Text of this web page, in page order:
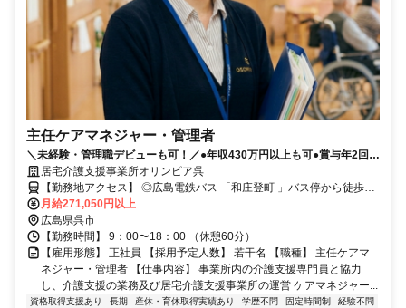
主任ケアマネジャー・管理者
＼未経験・管理職デビューも可！／●年収430万円以上も可●賞与年2回◎
呉駅から徒歩圏内で長く働きやすい環境です！
居宅介護支援事業所オリンピア呉
【勤務地アクセス】 ◎広島電鉄バス 「和庄登町 」バス停から徒歩約
2分 ◎呉線「呉駅」車7分 ◎呉線「呉駅」バス10分 ◎呉線「呉駅」徒
歩22分 ※車通勤の場合はご相談ください。
月給271,050円以上
広島県呉市
【勤務時間】 9：00〜18：00 （休憩60分）
【雇用形態】 正社員 【採用予定人数】 若干名 【職種】 主任ケアマ
ネジャー・管理者 【仕事内容】 事業所内の介護支援専門員と協力
し、介護支援の業務及び居宅介護支援事業所の運営 ケアマネジャー...
資格取得支援あり 長期 産休・育休取得実績あり 学歴不問 固定時間制
経験不問